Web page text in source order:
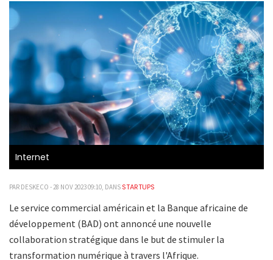
Internet
PAR DESKECO - 28 NOV 2023 09:10, DANS STARTUPS
Le service commercial américain et la Banque africaine de
développement (BAD) ont annoncé une nouvelle
collaboration stratégique dans le but de stimuler la
transformation numérique à travers l'Afrique.